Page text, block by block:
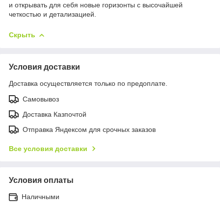
и открывать для себя новые горизонты с высочайшей
четкостью и детализацией.
Скрыть
Условия доставки
Доставка осуществляется только по предоплате.
Самовывоз
Доставка Казпочтой
Отправка Яндексом для срочных заказов
Все условия доставки
Условия оплаты
Наличными